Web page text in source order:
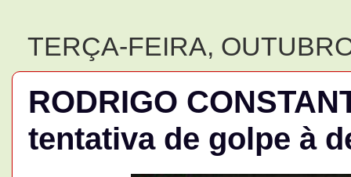
TERÇA-FEIRA,
RODRIGO
tentativa de golpe à